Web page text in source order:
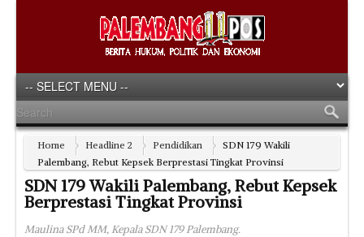
Home Headline 2 Pendidikan
SDN 179 Wakili
Palembang, Rebut Kepsek Berprestasi Tingkat Provinsi
SDN 179 Wakili Palembang, Rebut Kepsek
Berprestasi Tingkat Provinsi
Maulina SPd MM, Kepala SDN 179 Palembang.